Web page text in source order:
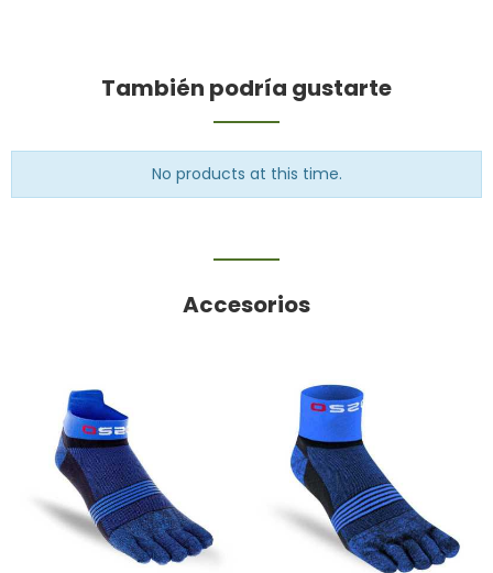
También podría gustarte
No products at this time.
Accesorios